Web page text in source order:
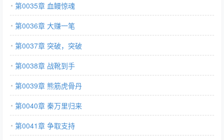
第0035章 血鳗惊魂
第0036章 大赚一笔
第0037章 突破，突破
第0038章 战靴到手
第0039章 熊筋虎骨丹
第0040章 秦万里归来
第0041章 争取支持